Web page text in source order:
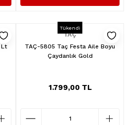
Lt
Tükendi
TAÇ
TAÇ-5805 Taç Festa Aile Boyu
Çaydanlık Gold
1.799,00 TL